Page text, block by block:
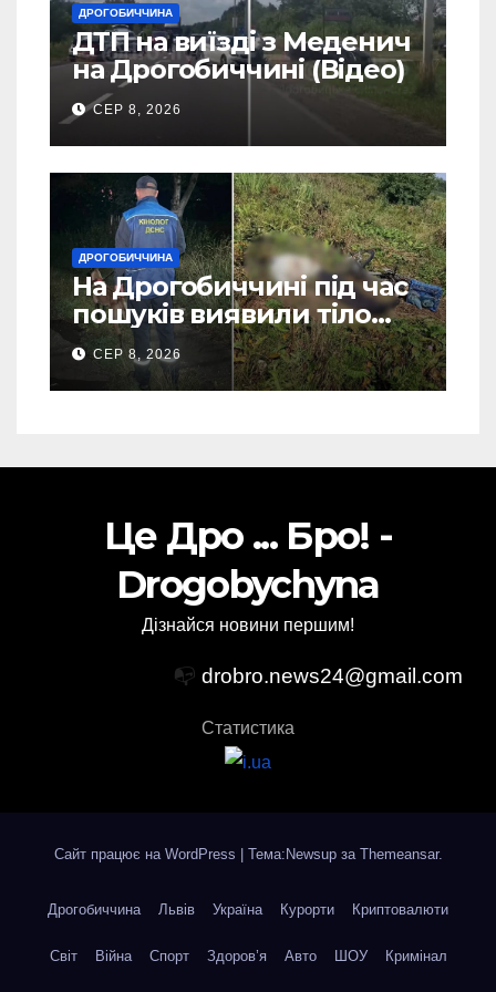
ДРОГОБИЧЧИНА
ДТП на виїзді з Меденич
на Дрогобиччині (Відео)
СЕР 8, 2026
ДРОГОБИЧЧИНА
На Дрогобиччині під час
пошуків виявили тіло
зниклого чоловіка (Фото)
СЕР 8, 2026
Це Дро ... Бро! -
Drogobychyna
Дізнайся новини першим!
📭 drobro.news24@gmail.com
Статистика
Сайт працює на WordPress Тема:Newsup за Themeansar.
Дрогобиччина Львів Україна Курорти Криптовалюти
Світ Війна Спорт Здоров’я Авто ШОУ Кримінал